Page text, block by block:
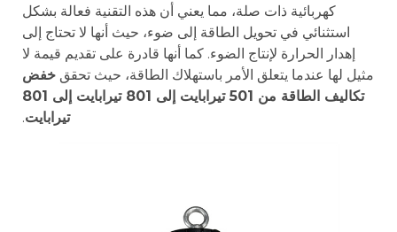
كهربائية ذات صلة، مما يعني أن هذه التقنية فعالة بشكل
استثنائي في تحويل الطاقة إلى ضوء، حيث أنها لا تحتاج إلى
إهدار الحرارة لإنتاج الضوء. كما أنها قادرة على تقديم قيمة لا
مثيل لها عندما يتعلق الأمر باستهلاك الطاقة، حيث تحقق خفض
تكاليف الطاقة من 501 تيرابايت إلى 801 تيرابايت إلى 801
تيرابايت.